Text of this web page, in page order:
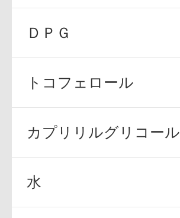
よくあるご質問
ＤＰＧ
トコフェロール
カプリリルグリコール
水